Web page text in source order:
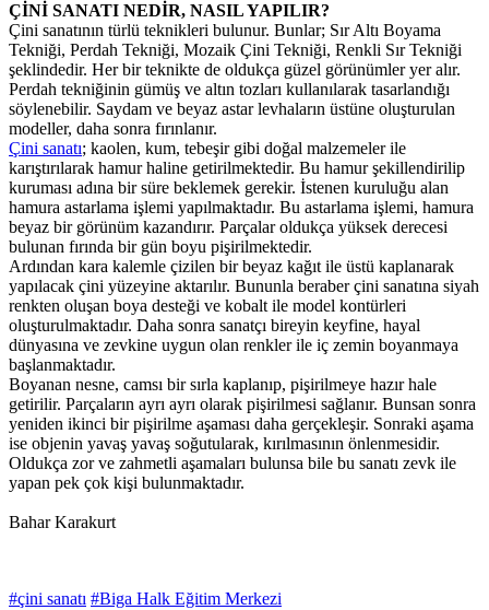
ÇİNİ SANATI NEDİR, NASIL YAPILIR?
Çini sanatının türlü teknikleri bulunur. Bunlar; Sır Altı Boyama
Tekniği, Perdah Tekniği, Mozaik Çini Tekniği, Renkli Sır Tekniği
şeklindedir. Her bir teknikte de oldukça güzel görünümler yer alır.
Perdah tekniğinin gümüş ve altın tozları kullanılarak tasarlandığı
söylenebilir. Saydam ve beyaz astar levhaların üstüne oluşturulan
modeller, daha sonra fırınlanır.
Çini sanatı; kaolen, kum, tebeşir gibi doğal malzemeler ile
karıştırılarak hamur haline getirilmektedir. Bu hamur şekillendirilip
kuruması adına bir süre beklemek gerekir. İstenen kuruluğu alan
hamura astarlama işlemi yapılmaktadır. Bu astarlama işlemi, hamura
beyaz bir görünüm kazandırır. Parçalar oldukça yüksek derecesi
bulunan fırında bir gün boyu pişirilmektedir.
Ardından kara kalemle çizilen bir beyaz kağıt ile üstü kaplanarak
yapılacak çini yüzeyine aktarılır. Bununla beraber çini sanatına siyah
renkten oluşan boya desteği ve kobalt ile model kontürleri
oluşturulmaktadır. Daha sonra sanatçı bireyin keyfine, hayal
dünyasına ve zevkine uygun olan renkler ile iç zemin boyanmaya
başlanmaktadır.
Boyanan nesne, camsı bir sırla kaplanıp, pişirilmeye hazır hale
getirilir. Parçaların ayrı ayrı olarak pişirilmesi sağlanır. Bunsan sonra
yeniden ikinci bir pişirilme aşaması daha gerçekleşir. Sonraki aşama
ise objenin yavaş yavaş soğutularak, kırılmasının önlenmesidir.
Oldukça zor ve zahmetli aşamaları bulunsa bile bu sanatı zevk ile
yapan pek çok kişi bulunmaktadır.
Bahar Karakurt
#çini sanatı #Biga Halk Eğitim Merkezi